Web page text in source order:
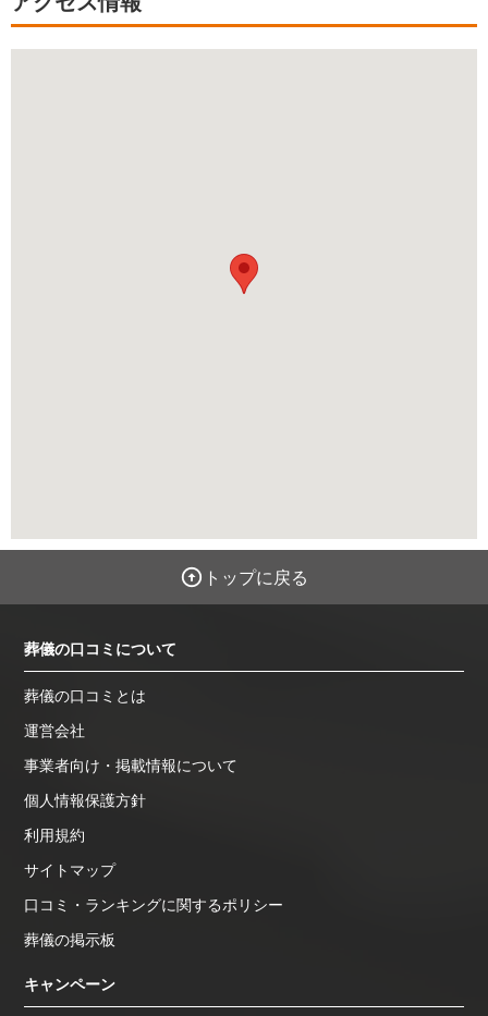
トップに戻る
葬儀の口コミについて
葬儀の口コミとは
運営会社
事業者向け・掲載情報について
個人情報保護方針
利用規約
サイトマップ
口コミ・ランキングに関するポリシー
葬儀の掲示板
キャンペーン